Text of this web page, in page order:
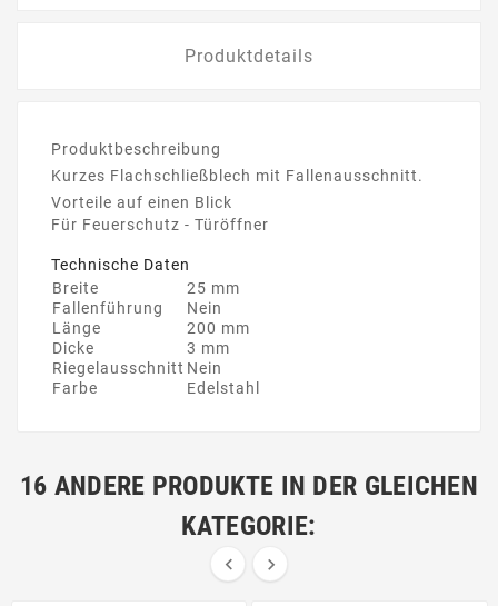
Produktdetails
Produktbeschreibung
Kurzes Flachschließblech mit Fallenausschnitt.
Vorteile auf einen Blick
Für Feuerschutz - Türöffner
Technische Daten
Breite
25 mm
Fallenführung
Nein
Länge
200 mm
Dicke
3 mm
Riegelausschnitt Nein
Farbe
Edelstahl
16 ANDERE PRODUKTE IN DER GLEICHEN
KATEGORIE:
 